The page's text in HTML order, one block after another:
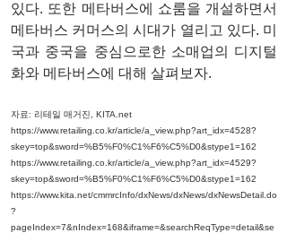
있다. 또한 메타버스에 쇼룸을 개설하면서
메타버스 커머스의 시대가 열리고 있다. 미
국과 중국을 중심으로한 소매업의 디지털
화와 메타버스에 대해 살펴보자.
자료: 리테일 매거진, KITA.net
https://www.retailing.co.kr/article/a_view.php?art_idx=4528?
skey=top&sword=%B5%F0%C1%F6%C5%D0&stype1=162
https://www.retailing.co.kr/article/a_view.php?art_idx=4529?
skey=top&sword=%B5%F0%C1%F6%C5%D0&stype1=162
https://www.kita.net/cmmrcInfo/dxNews/dxNews/dxNewsDetail.do
?
pageIndex=7&nIndex=168&iframe=&searchReqType=detail&se